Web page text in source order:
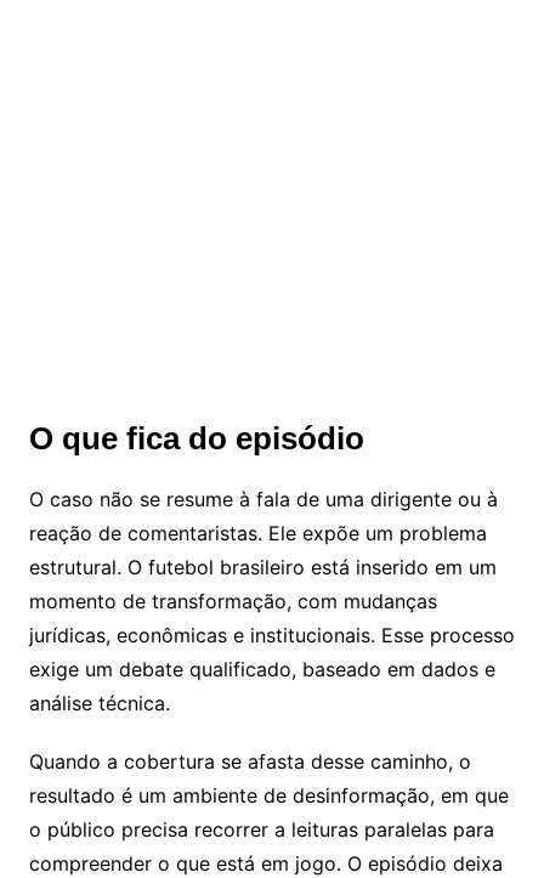
O que fica do episódio
O caso não se resume à fala de uma dirigente ou à
reação de comentaristas. Ele expõe um problema
estrutural. O futebol brasileiro está inserido em um
momento de transformação, com mudanças
jurídicas, econômicas e institucionais. Esse processo
exige um debate qualificado, baseado em dados e
análise técnica.
Quando a cobertura se afasta desse caminho, o
resultado é um ambiente de desinformação, em que
o público precisa recorrer a leituras paralelas para
compreender o que está em jogo. O episódio deixa